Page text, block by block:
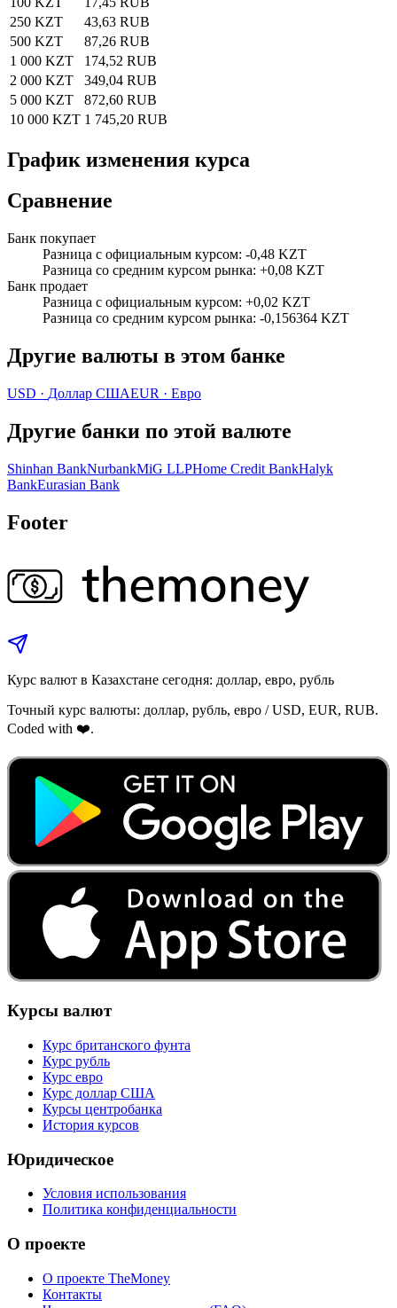
250 KZT
43,63 RUB
500 KZT
87,26 RUB
1 000 KZT
174,52 RUB
2 000 KZT
349,04 RUB
5 000 KZT
872,60 RUB
10 000 KZT 1 745,20 RUB
График изменения курса
Сравнение
Банк покупает
Разница с официальным курсом: -0,48 KZT
Разница со средним курсом рынка: +0,08 KZT
Банк продает
Разница с официальным курсом: +0,02 KZT
Разница со средним курсом рынка: -0,156364 KZT
Другие валюты в этом банке
USD · Доллар СШАEUR · Евро
Другие банки по этой валюте
Shinhan BankNurbankMiG LLPHome Credit BankHalyk
BankEurasian Bank
Footer
Курс валют в Казахстане сегодня: доллар, евро, рубль
Точный курс валюты: доллар, рубль, евро / USD, EUR, RUB.
Coded with ❤️.
Курсы валют
Курс британского фунта
Курс рубль
Курс евро
Курс доллар США
Курсы центробанка
История курсов
Юридическое
Условия использования
Политика конфиденциальности
О проекте
О проекте TheMoney
Контакты